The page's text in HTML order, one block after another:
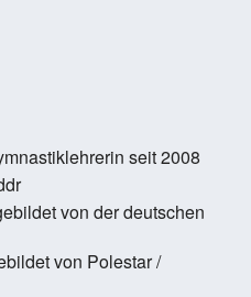
seit 2008
von der deutschen
von Polestar /